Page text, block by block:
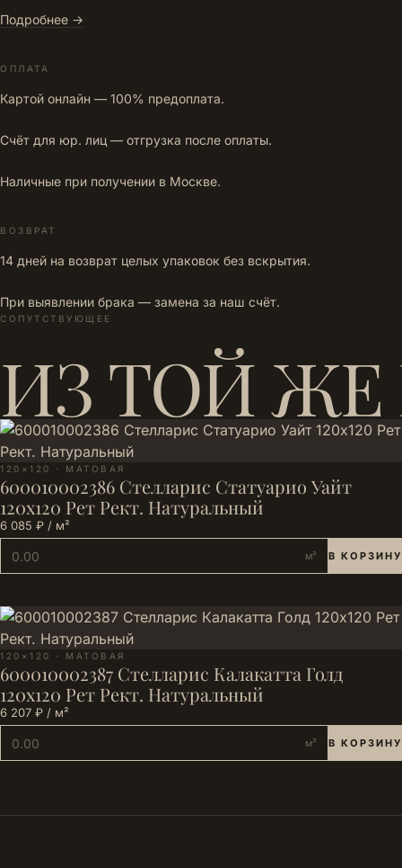
Подробнее →
ОПЛАТА
Картой онлайн — 100% предоплата.
Счёт для юр. лиц — отгрузка после оплаты.
Наличные при получении в Москве.
ВОЗВРАТ
14 дней на возврат целых упаковок без вскрытия.
При выявлении брака — замена за наш счёт.
СОПУТСТВУЮЩЕЕ
ИЗ ТОЙ ЖЕ
120×120 · МАТОВАЯ
600010002386 Стелларис Статуарио Уайт
120х120 Рет Рект. Натуральный
6 085 ₽ / м²
м² В КОРЗИНУ
120×120 · МАТОВАЯ
600010002387 Стелларис Калакатта Голд
120х120 Рет Рект. Натуральный
6 207 ₽ / м²
м² В КОРЗИНУ